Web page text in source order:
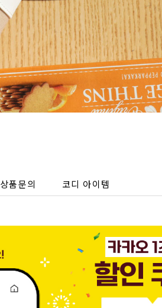
상품문의 코디 아이템